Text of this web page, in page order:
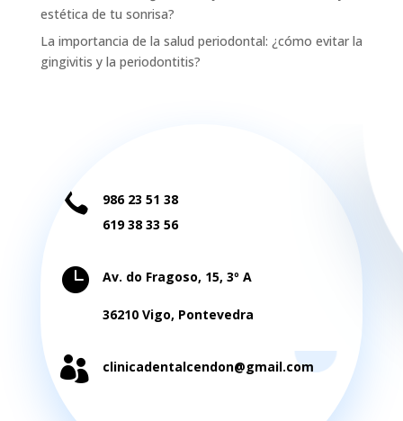
estética de tu sonrisa?
La importancia de la salud periodontal: ¿cómo evitar la
gingivitis y la periodontitis?

986 23 51 38
619 38 33 56
 Av. do Fragoso, 15, 3º A
36210 Vigo, Pontevedra
 clinicadentalcendon@gmail.com